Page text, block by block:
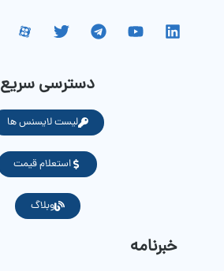
دسترسی سریع
لیست لایسنس ها
استعلام قیمت
وبلاگ
خبرنامه